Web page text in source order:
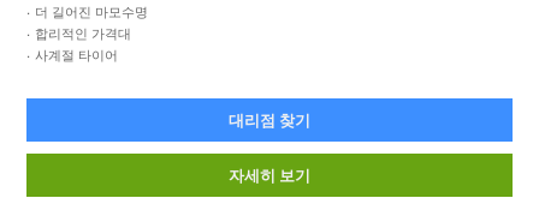
더 길어진 마모수명
합리적인 가격대
사계절 타이어
대리점 찾기
자세히 보기